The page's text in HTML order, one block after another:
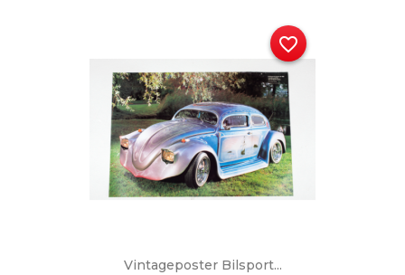
Vintageposter Bilsport...
favorite_border